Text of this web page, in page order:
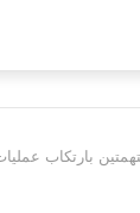
بارتكاب